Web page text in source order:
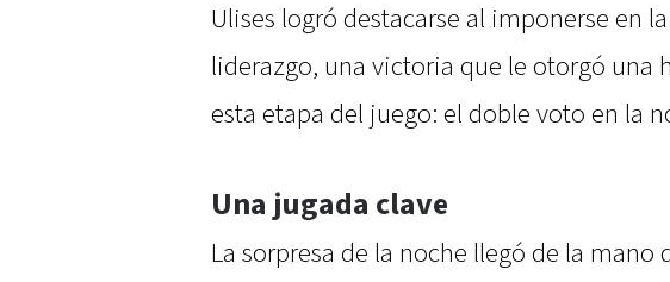
Ulises logró destacarse al imponerse en
liderazgo, una victoria que le otorgó una
esta etapa del juego: el doble voto en la
Una jugada clave
La sorpresa de la noche llegó de la mano